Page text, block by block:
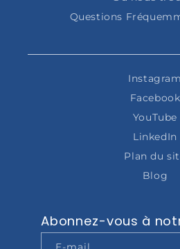
Questions
Instagram
Facebook
YouTube
LinkedIn
Plan du
Blog
Abonnez-vous à